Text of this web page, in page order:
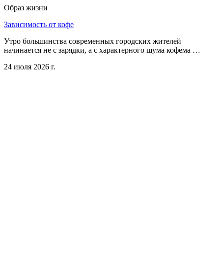
Образ жизни
Зависимость от кофе
Утро большинства современных городских жителей
начинается не с зарядки, а с характерного шума кофема …
24 июля 2026 г.